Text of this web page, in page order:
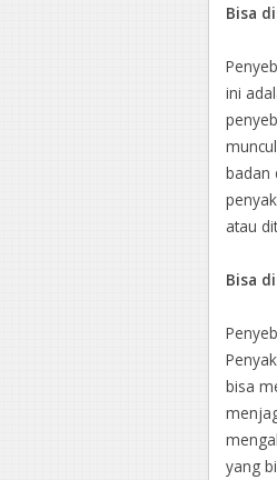
Bisa
ini
badan
atau
Bisa
bisa
yang